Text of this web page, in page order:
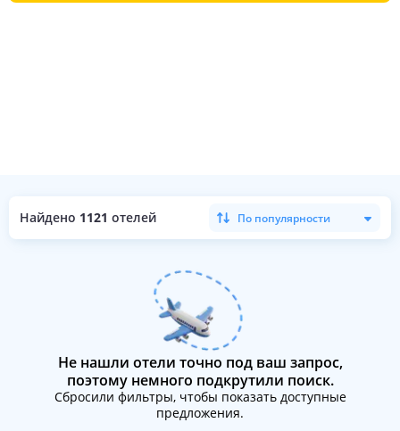
Найдено 1121 отелей По популярности
Не нашли отели точно под ваш запрос,
поэтому немного подкрутили поиск.
Сбросили фильтры, чтобы показать доступные
предложения.